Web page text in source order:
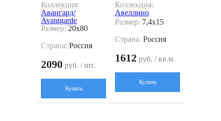
Коллекция:
Авангард/
Avantgarde
Размер: 20x80
Страна: Россия
2090 руб. / шт.
Купить
Коллекция:
Авеллино
Размер: 7,4x15
Страна: Россия
1612 руб. / кв.м.
Купить